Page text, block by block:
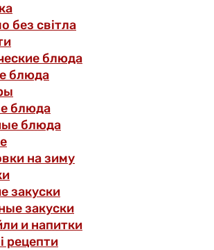
без світла
блюда
блюда
блюда
блюда
на зиму
закуски
закуски
и напитки
рецепти